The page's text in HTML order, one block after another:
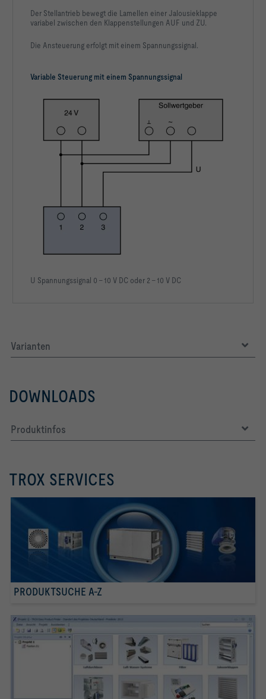
Variable Steuerung mit einem Spannungssignal
U Spannungssignal 0 – 10 V DC oder 2 – 10 V DC
Der Stellantrieb bewegt die Lamellen einer Jalousieklappe
variabel zwischen den Klappenstellungen AUF und ZU.
Die Ansteuerung erfolgt mit einem Spannungssignal.
Varianten
DOWNLOADS
Produktinfos
TROX SERVICES
PRODUKTSUCHE A-Z